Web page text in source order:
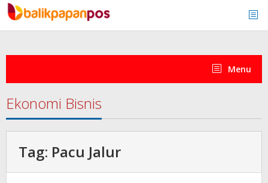
Skip
to
content
Menu
Ekonomi Bisnis
Tag: Pacu Jalur